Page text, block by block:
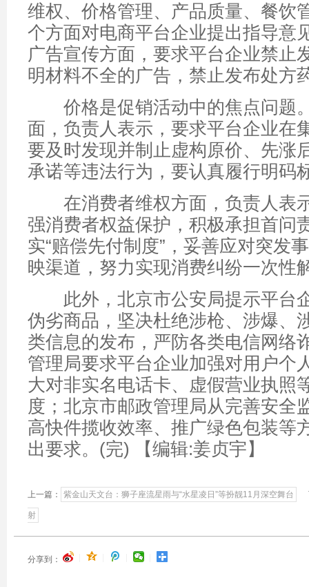
维权、价格管理、产品质量、餐饮
个方面对电商平台企业提出指导意
广告宣传方面，要求平台企业禁止
明材料不全的广告，禁止发布处方
价格是促销活动中的焦点问题
面，负责人表示，要求平台企业在
要及时发现并制止虚构原价、先涨
承诺等违法行为，要认真履行明码
在消费者维权方面，负责人表
强消费者权益保护，积极承担首问
实“赔偿先付制度”，妥善应对突发
映渠道，努力实现消费纠纷一次性
此外，北京市公安局提示平台
伪劣商品，坚决杜绝涉枪、涉爆、
类信息的发布，严防各类电信网络
管理局要求平台企业加强对用户个
大对非实名电话卡、虚假营业执照
度；北京市邮政管理局从完善安全
高快件揽收效率、推广绿色包装等
出要求。(完)
【编辑:姜贞宇】
上一篇： 紫金山天文台：狮子座流星雨与“水星凌日”等扮靓11月深空舞台
射
分享到：